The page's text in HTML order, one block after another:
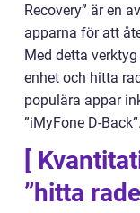
Recovery” är en
apparna för att
Med detta
enhet och hitta
populära appar
”iMyFone D-Back”.
[
”hitta